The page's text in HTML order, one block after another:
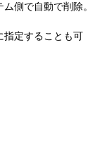
ム側で自動で削除。
指定することも可